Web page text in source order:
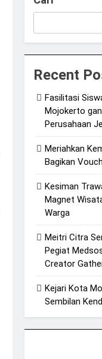
Recent
Fasilitasi
Mojokerto
Perusahaan
Meriahkan
Bagikan
Kesiman
Magnet
Warga
Meitri Citra
Pegiat
Creator
Kejari Kota
Sembilan